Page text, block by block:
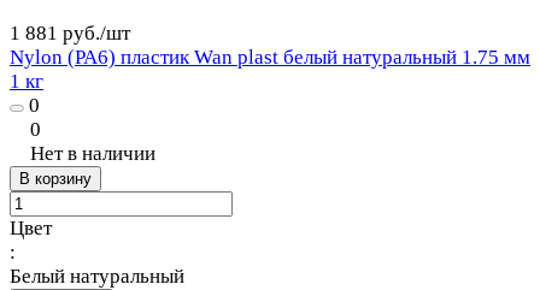
1 881 руб./шт
Nylon (PA6) пластик Wan plast белый натуральный 1.75 мм
1 кг
0
0
Нет в наличии
В корзину
Цвет
:
Белый натуральный